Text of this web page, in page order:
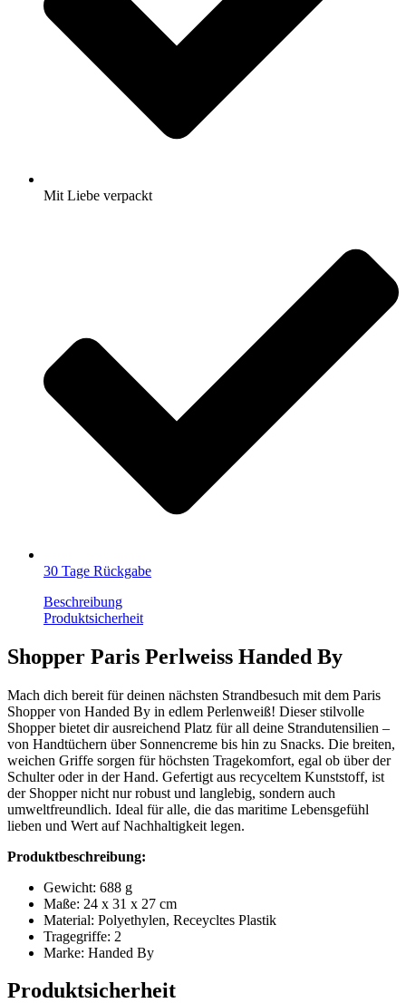
Mit Liebe verpackt
30 Tage Rückgabe
Beschreibung
Produktsicherheit
Shopper Paris Perlweiss Handed By
Mach dich bereit für deinen nächsten Strandbesuch mit dem Paris
Shopper von Handed By in edlem Perlenweiß! Dieser stilvolle
Shopper bietet dir ausreichend Platz für all deine Strandutensilien –
von Handtüchern über Sonnencreme bis hin zu Snacks. Die breiten,
weichen Griffe sorgen für höchsten Tragekomfort, egal ob über der
Schulter oder in der Hand. Gefertigt aus recyceltem Kunststoff, ist
der Shopper nicht nur robust und langlebig, sondern auch
umweltfreundlich. Ideal für alle, die das maritime Lebensgefühl
lieben und Wert auf Nachhaltigkeit legen.
Produktbeschreibung:
Gewicht: 688 g
Maße: 24 x 31 x 27 cm
Material: Polyethylen, Receycltes Plastik
Tragegriffe: 2
Marke: Handed By
Produktsicherheit